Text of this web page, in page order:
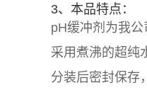
3、本品特点：
pH缓冲剂为我公
采用煮沸的超纯
分装后密封保存